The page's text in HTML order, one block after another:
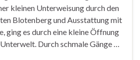
kleinen Unterweisung durch den
Blotenberg und Ausstattung mit
ging es durch eine kleine Öffnung
Durch schmale Gänge …